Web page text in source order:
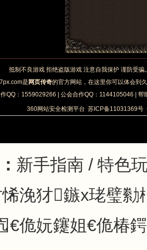
抵制不良游戏 拒绝盗版游戏 注意自我保护 谨防受
是 网页传奇的官方网站，在这里你可以体会到
QQ：1559029266 | 公会合作QQ：1144105046 |
360网站安全检测平台 苏ICP备11031369号
新手指南 / 特色
浼犲鏃х珯璧
€佹妧鑳姐€佹椿